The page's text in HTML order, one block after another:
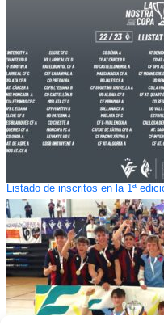
Listado de inscritos en la 1ª